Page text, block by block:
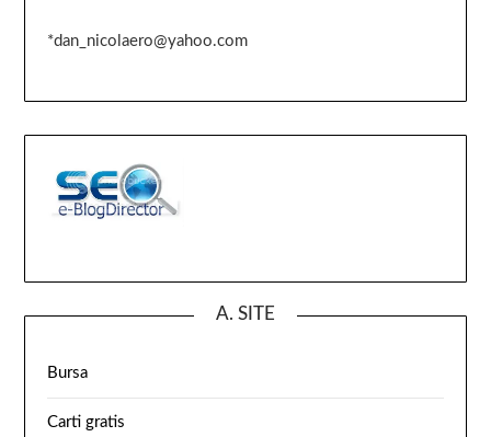
*dan_nicolaero@yahoo.com
A. SITE
Bursa
Carti gratis